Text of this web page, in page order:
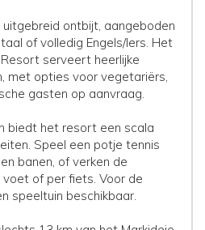
ontbijt, aangeboden
of volledig Engels/Iers. Het
serveert heerlijke
met opties voor vegetariërs,
gasten op aanvraag.
biedt het resort een scala
Speel een potje tennis
banen, of verken de
of per fiets. Voor de
speeltuin beschikbaar.